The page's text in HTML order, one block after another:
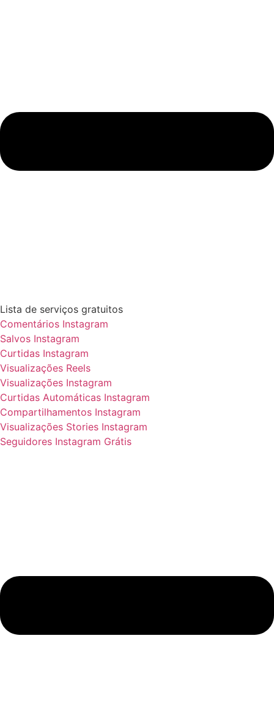
Lista de serviços gratuitos
Comentários Instagram
Salvos Instagram
Curtidas Instagram
Visualizações Reels
Visualizações Instagram
Curtidas Automáticas Instagram
Compartilhamentos Instagram
Visualizações Stories Instagram
Seguidores Instagram Grátis